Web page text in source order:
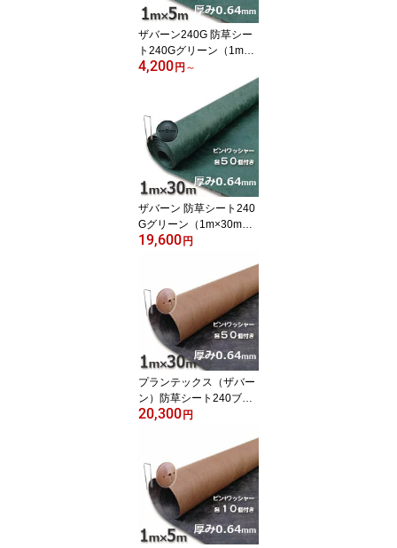
ザバーン240G 防草シー
ト240Gグリーン（1m×5
m）本体のみ買い得お試
4,200 円 ～
ザバーン 防草シート240
Gグリーン（1m×30m）
とコ型ピン＋WDワッシ
19,600 円
プランテックス（ザバー
ン）防草シート240ブラ
ック＆ブラウン（1m×30
ャーが各50個ついたお買
い得セット
20,300 円